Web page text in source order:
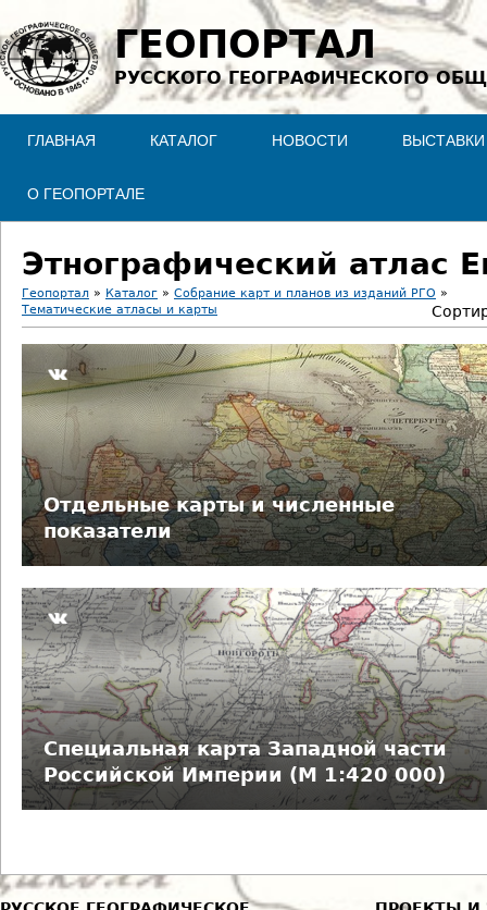
Jump to navigation
ГЕОПОРТАЛ
РУССКОГО ГЕОГРАФИЧЕСКОГО
ГЛАВНАЯ КАТАЛОГ НОВОСТИ ВЫСТАВКИ
О ГЕОПОРТАЛЕ
Этнографический атлас
В
з
д
е
с
ь
Геопортал » Каталог » Собрание карт и планов из изданий РГО »
Тематические атласы и карты
Отдельные карты и численные
показатели
Специальная карта Западной части
Российской Империи (М 1:420 000)